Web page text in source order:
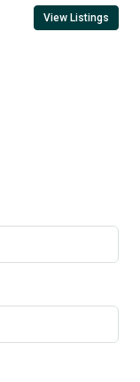
View Listings